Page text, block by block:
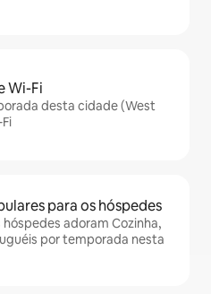
Wi-Fi
desta cidade (West
para os hóspedes
hóspedes adoram Cozinha,
por temporada nesta